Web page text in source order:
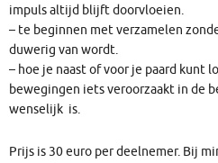
impuls altijd blijft doorvloeien.
– te beginnen met verzamelen
duwerig van wordt.
– hoe je naast of voor je paard kunt
bewegingen iets veroorzaakt in de
wenselijk is.
Prijs is 30 euro per deelnemer. Bij